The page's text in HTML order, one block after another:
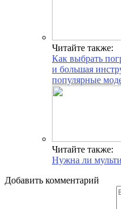
Читайте также:
Как выбрать
и большая
популярные
Читайте также:
Нужна ли
Добавить комментарий